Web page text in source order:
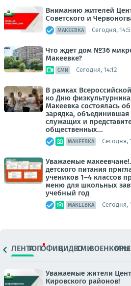
Вниманию жителей
Советского и
МАКЕЕВКА Сегодня,
Что ждет дом №36
Макеевке?
СМИ Сегодня, 14:12
В рамках
ко Дню
Макеевка состоялась
зарядка,
служащих и
общественных...
МАКЕЕВКА Сегодня,
Уважаемые
детского питания
учеников 1–4 классов
меню для школьных
учебный год
МАКЕЕВКА Сегодня,
ЛЕНТАТОПОФИЦ.ВИДЕОСМИВОЕНКОРЫ
Уважаемые жители
Кировского районов!